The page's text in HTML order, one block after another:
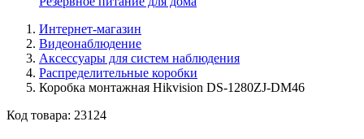
Интернет-магазин
Видеонаблюдение
Аксессуары для систем наблюдения
Распределительные коробки
Коробка монтажная Hikvision DS-1280ZJ-DM46
Код товара: 23124